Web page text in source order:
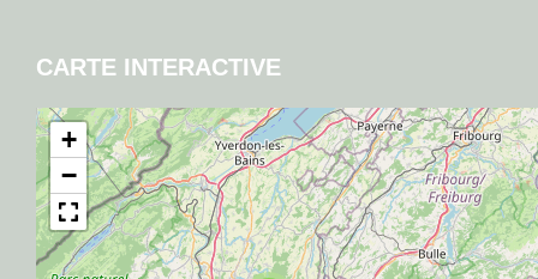
CARTE INTERACTIVE
+
−